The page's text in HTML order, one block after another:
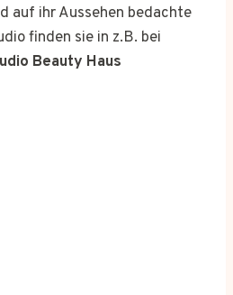
auf ihr Aussehen bedachte
finden sie in z.B. bei
Beauty Haus